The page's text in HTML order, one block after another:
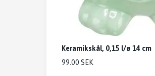
Keramikskål, 0,15 l/ø 14 cm
99.00 SEK